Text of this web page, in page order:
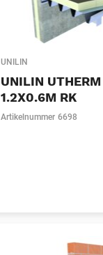
UNILIN
UNILIN
1.2X0.6M RK
Artikelnummer 6698